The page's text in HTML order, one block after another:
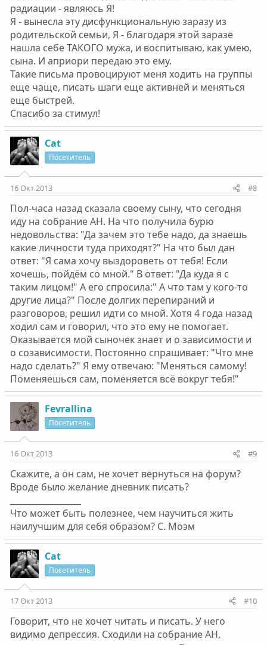
радиации - являюсь Я!
Я - вынесла эту дисфункциональную заразу из
родительской семьи, Я - благодаря этой заразе
нашла себе ТАКОГО мужа, и воспитываю, как умею,
сына. И априори передаю это ему.
Такие письма провоцируют меня ходить на группы
еще чаще, писать шаги еще активней и меняться
еще быстрей.
Спасибо за стимул!
Cat
Посетитель
16 Окт 2013 #8
Пол-часа назад сказала своему сыну, что сегодня
иду на собрание АН. На что получила бурю
недовольства: "Да зачем это тебе надо, да знаешь
какие личности туда приходят?" На что был дан
ответ: "Я сама хочу выздороветь от тебя! Если
хочешь, пойдём со мной." В ответ: "Да куда я с
таким лицом!" А его спросила:" А что там у кого-то
другие лица?" После долгих перепираний и
разговоров, решил идти со мной. Хотя 4 года назад
ходил сам и говорил, что это ему не помогает.
Оказывается мой сыночек знает и о зависимости и
о созависимости. Постоянно спрашивает: "Что мне
надо сделать?" Я ему отвечаю: "Меняться самому!
Поменяешься сам, поменяется всё вокруг тебя!"
Fevrallina
Посетитель
16 Окт 2013 #9
Скажите, а он сам, не хочет вернуться на форум?
Вроде было желание дневник писать?
Что может быть полезнее, чем научиться жить
наилучшим для себя образом? С. Моэм
Cat
Посетитель
17 Окт 2013 #10
Говорит, что не хочет читать и писать. У него
видимо депрессия. Сходили на собрание АН,